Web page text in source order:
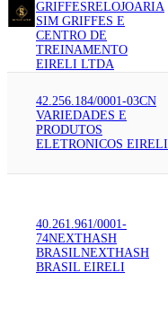
GRIFFESRELOJOARIA
SIM GRIFFES E
CENTRO DE
TREINAMENTO
EIRELI LTDA
42.256.184/0001-03CN
VARIEDADES E
PRODUTOS
ELETRONICOS EIRELI
40.261.961/0001-
74NEXTHASH
BRASILNEXTHASH
BRASIL EIRELI